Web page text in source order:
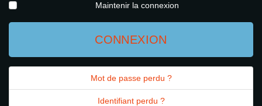
Maintenir la connexion
CONNEXION
Mot de passe perdu ?
Identifiant perdu ?